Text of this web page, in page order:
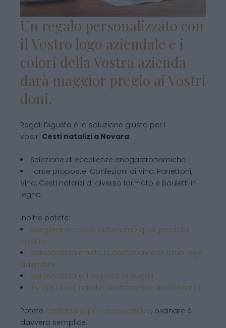
Un regalo personalizzato con
il Vostro logo aziendale e i
colori della Vostra azienda
darà maggior pregio ai Vostri
doni.
Regali Digusto è la soluzione giusta per i
vostri Cesti natalizi a Novara:
Selezione di eccellenze enogastronomiche
Tante proposte: Confezioni di Vino, Panettoni,
Vino, Cesti natalizi di diverso formato e Bauletti in
legno
Inoltre potete:
scegliere in modo autonomo quali prodotti
inserire
personalizzare tutte le confezioni con il tuo logo
aziendale
personalizzare il biglietto di auguri
inviare i cesti natalizi direttamente ai destinatari
Potete contattarci per un preventivo, ordinare è
davvero semplice.